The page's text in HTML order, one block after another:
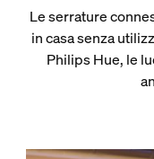
Le serrature
in casa senza
Philips Hue, le